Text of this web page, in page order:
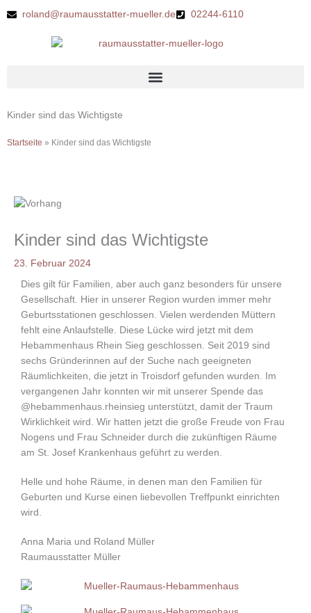
Inhalt
roland@raumausstatter-mueller.de 02244-6110
Kinder sind das Wichtigste
Startseite » Kinder sind das Wichtigste
Kinder sind das Wichtigste
23. Februar 2024
Dies gilt für Familien, aber auch ganz besonders für unsere
Gesellschaft. Hier in unserer Region wurden immer mehr
Geburtsstationen geschlossen. Vielen werdenden Müttern
fehlt eine Anlaufstelle. Diese Lücke wird jetzt mit dem
Hebammenhaus Rhein Sieg geschlossen. Seit 2019 sind
sechs Gründerinnen auf der Suche nach geeigneten
Räumlichkeiten, die jetzt in Troisdorf gefunden wurden. Im
vergangenen Jahr konnten wir mit unserer Spende das
@hebammenhaus.rheinsieg unterstützt, damit der Traum
Wirklichkeit wird. Wir hatten jetzt die große Freude von Frau
Nogens und Frau Schneider durch die zukünftigen Räume
am St. Josef Krankenhaus geführt zu werden.
Helle und hohe Räume, in denen man den Familien für
Geburten und Kurse einen liebevollen Treffpunkt einrichten
wird.
Anna Maria und Roland Müller
Raumausstatter Müller